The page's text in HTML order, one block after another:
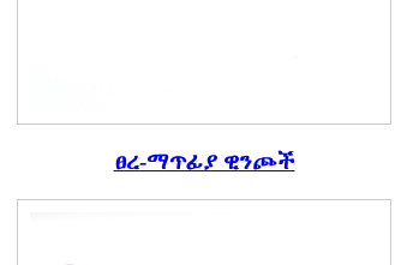
ፀረ-ማጥፊያ ዊንጮች